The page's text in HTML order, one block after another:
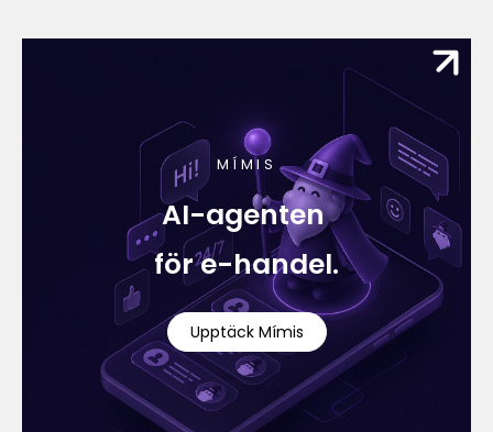
MÍMIS
AI-agenten
för e-handel.
Upptäck Mímis